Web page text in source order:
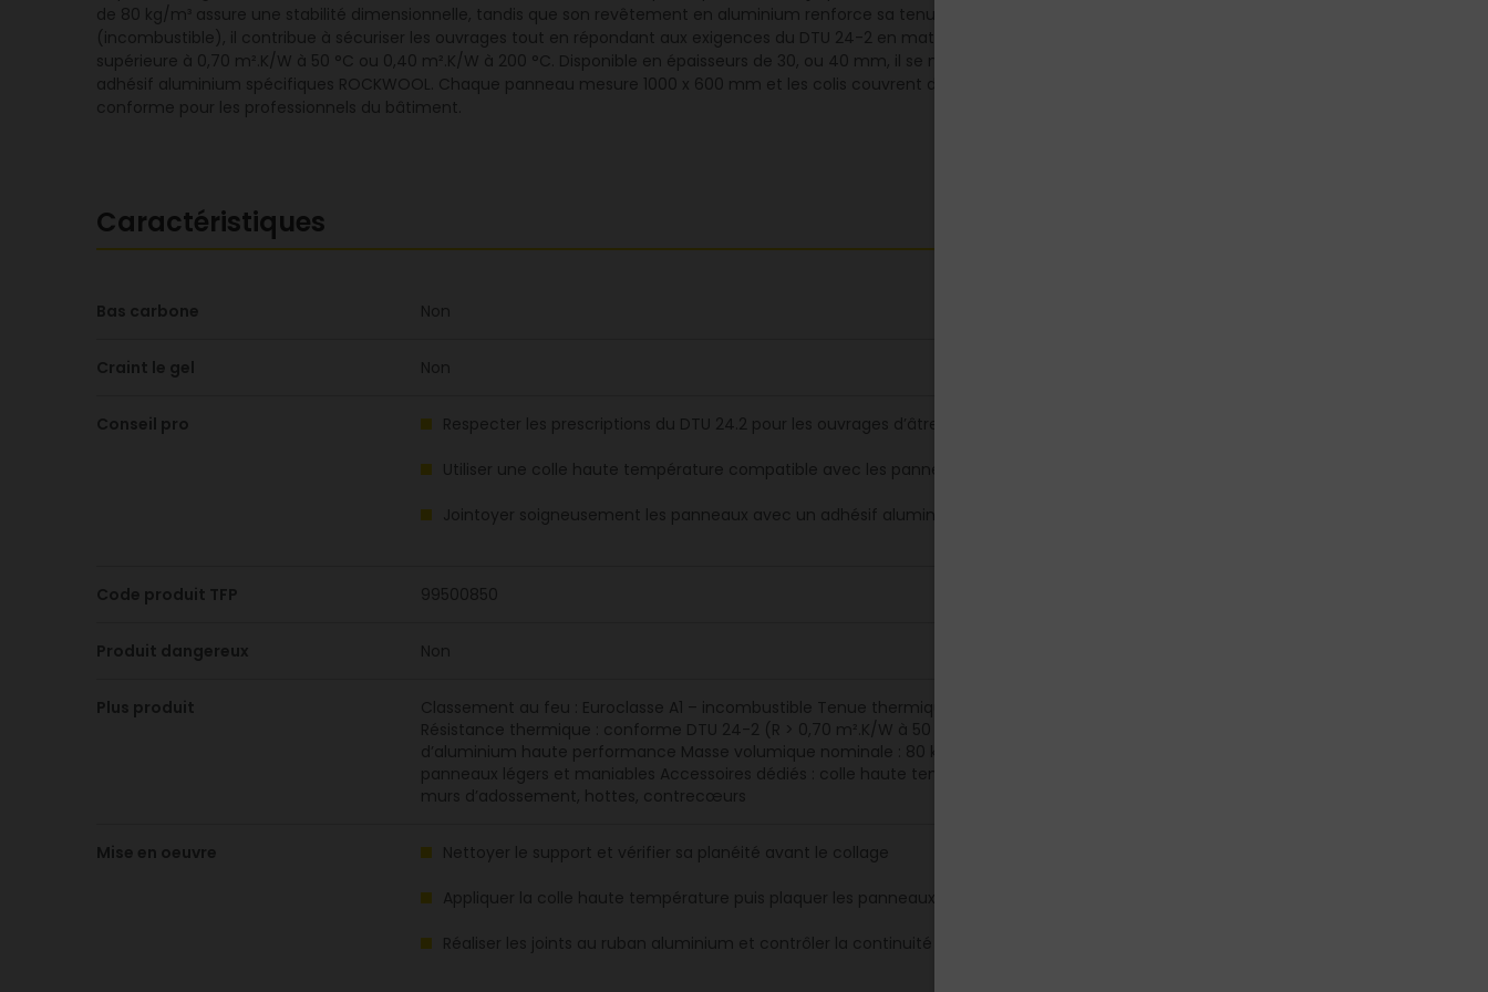
de 80 kg/m³ assure une stabilité dimensionnelle, tandis que son revêtement en aluminium renforce sa tenue thermique et sa résistance au feu. Classé A1
(incombustible), il contribue à sécuriser les ouvrages tout en répondant aux exigences du DTU 24-2 en matière d’âtrerie. Le produit offre une résistance thermique
supérieure à 0,70 m².K/W à 50 °C ou 0,40 m².K/W à 200 °C. Disponible en épaisseurs de 30, ou 40 mm, il se met en œuvre avec une colle haute température et un
adhésif aluminium spécifiques ROCKWOOL. Chaque panneau mesure 1000 x 600 mm et les colis couvrent de 4,80 à 6 m² selon l'épaisseur. Une solution fiable et
conforme pour les professionnels du bâtiment.
Caractéristiques
Bas carbone Non
Craint le gel Non
Conseil pro Respecter les prescriptions du DTU 24.2 pour les ouvrages d’âtrerie
Utiliser une colle haute température compatible avec les panneaux FIREROCK
Jointoyer soigneusement les panneaux avec un adhésif aluminium adapté
Code produit TFP 99500850
Produit dangereux Non
Plus produit
Classement au feu : Euroclasse A1 – incombustible Tenue thermique : jusqu’à 250 °C pendant 10 h (essai CTICM n° 01-F-230)
Résistance thermique : conforme DTU 24-2 (R > 0,70 m².K/W à 50 °C ou R > 0,40 m².K/W à 200 °C) Revêtement : feuille
d’aluminium haute performance Masse volumique nominale : 80 kg/m³ Format standard : 1000 x 600 mm Pose rapide :
panneaux légers et maniables Accessoires dédiés : colle haute température et adhésif aluminium ROCKWOOL Utilisation :
murs d’adossement, hottes, contrecœurs
Mise en oeuvre Nettoyer le support et vérifier sa planéité avant le collage
Appliquer la colle haute température puis plaquer les panneaux contre le mur
Réaliser les joints au ruban aluminium et contrôler la continuité de la protection